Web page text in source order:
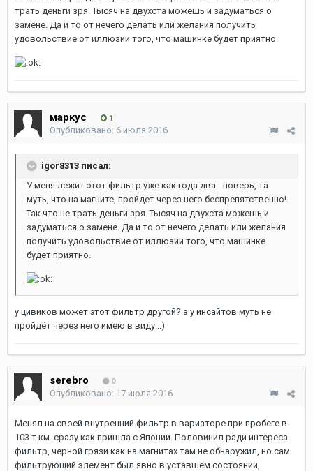
трать деньги зря. Тысяч на двухста можешь и задуматься о
замене. Да и то от нечего делать или желания получить
удовольствие от иллюзии того, что машинке будет приятно.
маркус 1
Опубликовано: 6 июля 2016
igor8313 писал:
У меня лежит этот фильтр уже как года два - поверь, та
муть, что на магните, пройдет через него беспрепятственно!
Так что не трать деньги зря. Тысяч на двухста можешь и
задуматься о замене. Да и то от нечего делать или желания
получить удовольствие от иллюзии того, что машинке
будет приятно.
у цивиков может этот фильтр другой? а у инсайтов муть не
пройдёт через него имею в виду...)
serebro 0
Опубликовано: 17 июля 2016
Менял на своей внутренний фильтр в вариаторе при пробеге в
103 т.км. сразу как пришла с Японии. Половинил ради интереса
фильтр, черной грязи как на магнитах там не обнаружил, но сам
фильтрующий элемент был явно в уставшем состоянии,